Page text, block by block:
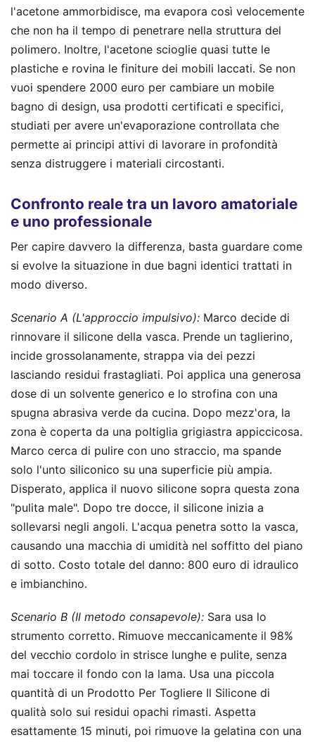
l'acetone ammorbidisce, ma evapora così velocemente
che non ha il tempo di penetrare nella struttura del
polimero. Inoltre, l'acetone scioglie quasi tutte le
plastiche e rovina le finiture dei mobili laccati. Se non
vuoi spendere 2000 euro per cambiare un mobile
bagno di design, usa prodotti certificati e specifici,
studiati per avere un'evaporazione controllata che
permette ai principi attivi di lavorare in profondità
senza distruggere i materiali circostanti.
Confronto reale tra un lavoro amatoriale
e uno professionale
Per capire davvero la differenza, basta guardare come
si evolve la situazione in due bagni identici trattati in
modo diverso.
Scenario A (L'approccio impulsivo): Marco decide di
rinnovare il silicone della vasca. Prende un taglierino,
incide grossolanamente, strappa via dei pezzi
lasciando residui frastagliati. Poi applica una generosa
dose di un solvente generico e lo strofina con una
spugna abrasiva verde da cucina. Dopo mezz'ora, la
zona è coperta da una poltiglia grigiastra appiccicosa.
Marco cerca di pulire con uno straccio, ma spande
solo l'unto siliconico su una superficie più ampia.
Disperato, applica il nuovo silicone sopra questa zona
"pulita male". Dopo tre docce, il silicone inizia a
sollevarsi negli angoli. L'acqua penetra sotto la vasca,
causando una macchia di umidità nel soffitto del piano
di sotto. Costo totale del danno: 800 euro di idraulico
e imbianchino.
Scenario B (Il metodo consapevole): Sara usa lo
strumento corretto. Rimuove meccanicamente il 98%
del vecchio cordolo in strisce lunghe e pulite, senza
mai toccare il fondo con la lama. Usa una piccola
quantità di un Prodotto Per Togliere Il Silicone di
qualità solo sui residui opachi rimasti. Aspetta
esattamente 15 minuti, poi rimuove la gelatina con una